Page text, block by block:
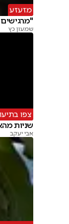
מזעזע
שמעון כץ
צפו
שניות
אבי יעקב